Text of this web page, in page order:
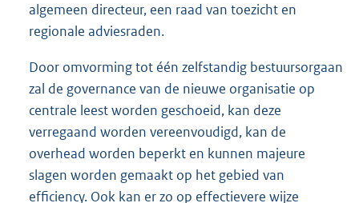
algemeen directeur, een raad van toezicht en
regionale adviesraden.
Door omvorming tot één zelfstandig bestuursorgaan
zal de governance van de nieuwe organisatie op
centrale leest worden geschoeid, kan deze
verregaand worden vereenvoudigd, kan de
overhead worden beperkt en kunnen majeure
slagen worden gemaakt op het gebied van
efficiency. Ook kan er zo op effectievere wijze